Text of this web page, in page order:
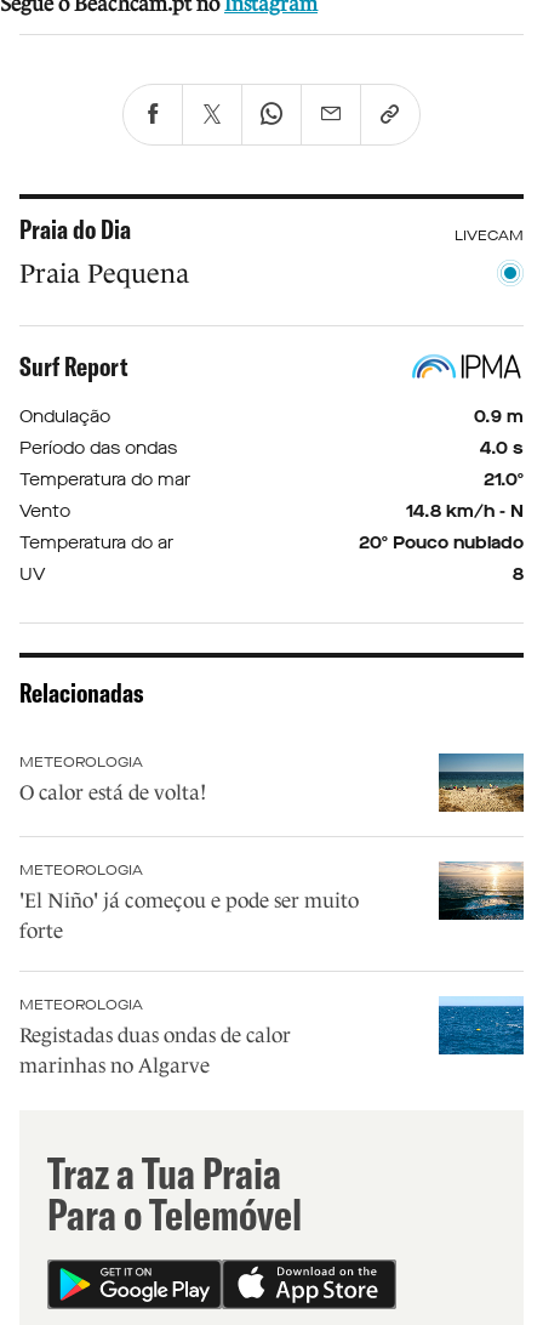
Praia do Dia LIVECAM
Praia Pequena
Surf Report
Ondulação
0.9 m
Período das ondas
4.0 s
Temperatura do mar
21.0º
Vento
14.8 km/h - N
Temperatura do ar
20º Pouco nublado
UV
8
Relacionadas
METEOROLOGIA
O calor está de volta!
METEOROLOGIA
'El Niño' já começou e pode ser muito
forte
METEOROLOGIA
Registadas duas ondas de calor
marinhas no Algarve
Traz a Tua Praia
Para o Telemóvel